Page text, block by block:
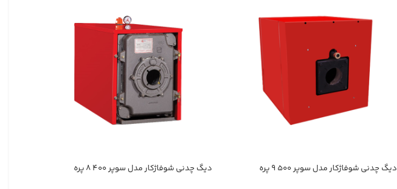
دیگ چدنی شوفاژکار مدل سوپر ۵۰۰ ۹ پره دیگ چدنی شوفاژکار مدل سوپر ۴۰۰ ۸ پره